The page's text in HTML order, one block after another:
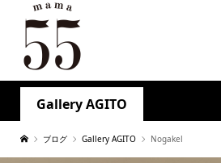
Gallery AGITO
ブログ Gallery AGITO Nogakel